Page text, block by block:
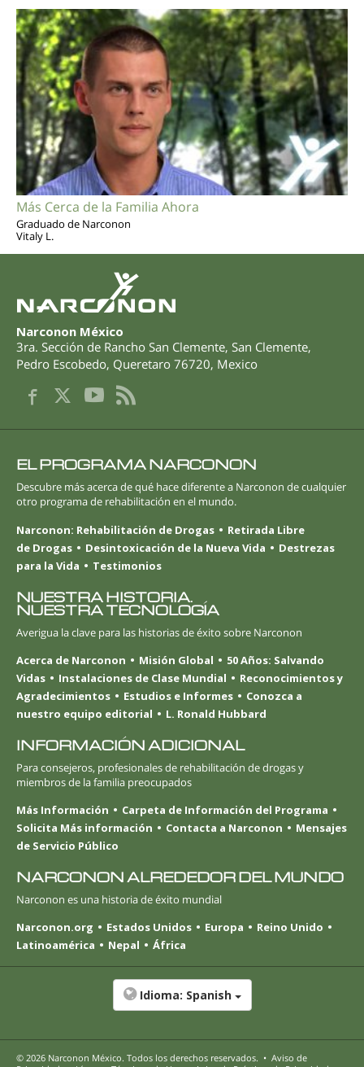
Más Cerca de la Familia Ahora
Graduado de Narconon
Vitaly L.
Narconon México
3ra. Sección de Rancho San Clemente, San Clemente,
Pedro Escobedo, Queretaro 76720, Mexico
EL PROGRAMA NARCONON
Descubre más acerca de qué hace diferente a Narconon de cualquier
otro programa de rehabilitación en el mundo.
Narconon: Rehabilitación de Drogas
Retirada Libre
de Drogas
Desintoxicación de la Nueva Vida
Destrezas
para la Vida
Testimonios
NUESTRA HISTORIA.
NUESTRA TECNOLOGÍA
Averigua la clave para las historias de éxito sobre Narconon
Acerca de Narconon
Misión Global
50 Años: Salvando
Vidas
Instalaciones de Clase Mundial
Reconocimientos y
Agradecimientos
Estudios e Informes
Conozca a
nuestro equipo editorial
L. Ronald Hubbard
INFORMACIÓN ADICIONAL
Para consejeros, profesionales de rehabilitación de drogas y
miembros de la familia preocupados
Más Información
Carpeta de Información del Programa
Solicita Más información
Contacta a Narconon
Mensajes
de Servicio Público
NARCONON ALREDEDOR DEL MUNDO
Narconon es una historia de éxito mundial
Narconon.org
Estados Unidos Europa
Reino Unido
Latinoamérica
Nepal África
Idioma: Spanish
© 2026 Narconon México. Todos los derechos reservados. • Aviso de